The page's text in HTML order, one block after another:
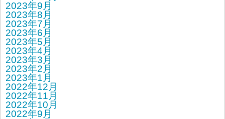
2023年9月
2023年8月
2023年7月
2023年6月
2023年5月
2023年4月
2023年3月
2023年2月
2023年1月
2022年12月
2022年11月
2022年10月
2022年9月